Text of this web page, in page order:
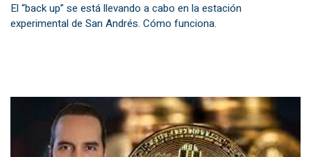
El “back up” se está llevando a cabo en la estación
experimental de San Andrés. Cómo funciona.